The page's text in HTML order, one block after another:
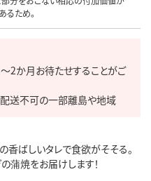
るため。
2か月お待たせすることがご
送不可の一部離島や地域
香ばしいタレで食欲がそそる。
蒲焼をお届けします！